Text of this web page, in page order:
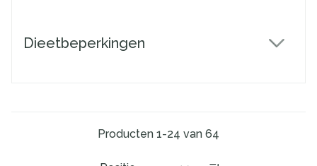
Dieetbeperkingen
Producten 1-24 van 64